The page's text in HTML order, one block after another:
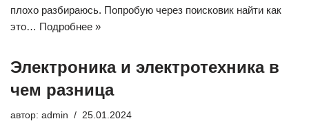
плохо разбираюсь. Попробую через поисковик найти как
это… Подробнее »
Электроника и электротехника в
чем разница
автор: admin 25.01.2024